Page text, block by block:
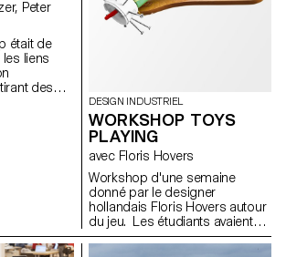
était de
liens
des
DESIGN INDUSTRIEL
WORKSHOP TOYS
PLAYING
avec Floris Hovers
Workshop d'une semaine
donné par le designer
hollandais Floris Hovers autour
du jeu. Les étudiants avaient
pour point de départ le jouet